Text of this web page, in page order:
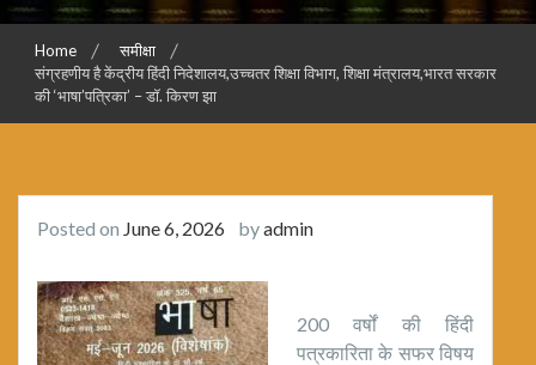
Home
समीक्षा
संग्रहणीय है केंद्रीय हिंदी निदेशालय,उच्चतर शिक्षा विभाग, शिक्षा मंत्रालय,भारत सरकार
की ‘भाषा’पत्रिका’ – डॉ. किरण झा
Posted on June 6, 2026 byadmin
200 वर्षों की हिंदी
पत्रकारिता के सफर विषय